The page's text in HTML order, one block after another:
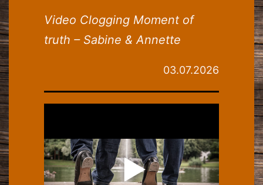
Video Clogging Moment of
truth – Sabine & Annette
03.07.2026